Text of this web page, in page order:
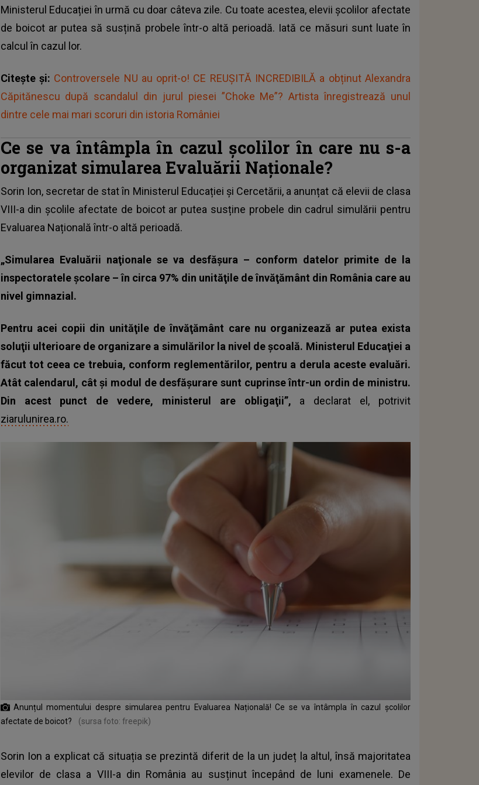
Ministerul Educației în urmă cu doar câteva zile. Cu toate acestea, elevii școlilor afectate
de boicot ar putea să susțină probele într-o altă perioadă. Iată ce măsuri sunt luate în
calcul în cazul lor.
Citește și: Controversele NU au oprit-o! CE REUȘITĂ INCREDIBILĂ a obținut Alexandra
Căpitănescu după scandalul din jurul piesei ”Choke Me”? Artista înregistrează unul
dintre cele mai mari scoruri din istoria României
Ce se va întâmpla în cazul școlilor în care nu s-a
organizat simularea Evaluării Naționale?
Sorin Ion, secretar de stat în Ministerul Educației și Cercetării, a anunțat că elevii de clasa
VIII-a din școlile afectate de boicot ar putea susține probele din cadrul simulării pentru
Evaluarea Națională într-o altă perioadă.
„Simularea Evaluării naţionale se va desfăşura – conform datelor primite de la
inspectoratele şcolare – în circa 97% din unităţile de învăţământ din România care au
nivel gimnazial.
Pentru acei copii din unităţile de învăţământ care nu organizează ar putea exista
soluţii ulterioare de organizare a simulărilor la nivel de şcoală. Ministerul Educaţiei a
făcut tot ceea ce trebuia, conform reglementărilor, pentru a derula aceste evaluări.
Atât calendarul, cât şi modul de desfăşurare sunt cuprinse într-un ordin de ministru.
Din acest punct de vedere, ministerul are obligaţii”, a declarat el, potrivit
ziarulunirea.ro.
Anunțul momentului despre simularea pentru Evaluarea Națională! Ce se va întâmpla în cazul școlilor
afectate de boicot?
(sursa foto: freepik)
Sorin Ion a explicat că situația se prezintă diferit de la un județ la altul, însă majoritatea
elevilor de clasa a VIII-a din România au susținut începând de luni examenele. De